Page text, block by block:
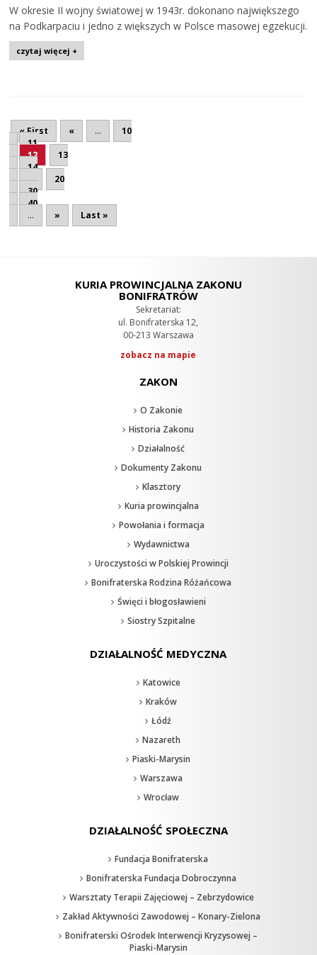
W okresie II wojny światowej w 1943r. dokonano największego
na Podkarpaciu i jedno z większych w Polsce masowej egzekucji.
czytaj więcej +
« First « ...
10
11
12
13
14
...
20
30
40
...
» Last »
KURIA PROWINCJALNA ZAKONU
BONIFRATRÓW
Sekretariat:
ul. Bonifraterska 12,
00-213 Warszawa
zobacz na mapie
ZAKON
O Zakonie
Historia Zakonu
Działalność
Dokumenty Zakonu
Klasztory
Kuria prowincjalna
Powołania i formacja
Wydawnictwa
Uroczystości w Polskiej Prowincji
Bonifraterska Rodzina Różańcowa
Święci i błogosławieni
Siostry Szpitalne
DZIAŁALNOŚĆ MEDYCZNA
Katowice
Kraków
Łódź
Nazareth
Piaski-Marysin
Warszawa
Wrocław
DZIAŁALNOŚĆ SPOŁECZNA
Fundacja Bonifraterska
Bonifraterska Fundacja Dobroczynna
Warsztaty Terapii Zajęciowej – Zebrzydowice
Zakład Aktywności Zawodowej – Konary-Zielona
Bonifraterski Ośrodek Interwencji Kryzysowej –
Piaski-Marysin